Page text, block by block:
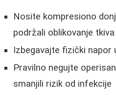
Nosite kompresiono
podržali oblikovanje tkiva
Izbegavajte fizički napor
Pravilno negujte
smanjili rizik od infekcije